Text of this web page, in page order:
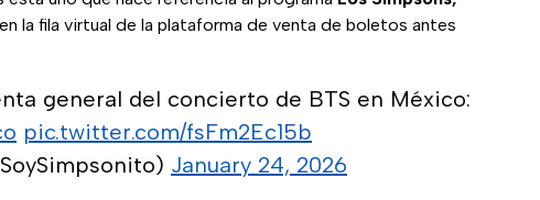
la fila virtual de la plataforma de venta de boletos antes
general del concierto de BTS en México:
pic.twitter.com/fsFm2Ec15b
January 24, 2026